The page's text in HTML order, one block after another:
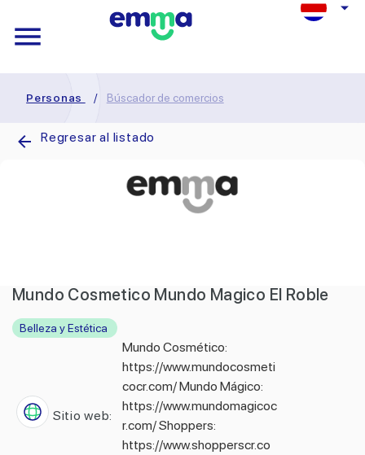
Personas / Búscador de comercios
Regresar al listado
Mundo Cosmetico Mundo Magico El Roble
Belleza y Estética
Sitio web:
Mundo Cosmético:
https://www.mundocosmeti
cocr.com/ Mundo Mágico:
https://www.mundomagicoc
r.com/ Shoppers:
https://www.shopperscr.co